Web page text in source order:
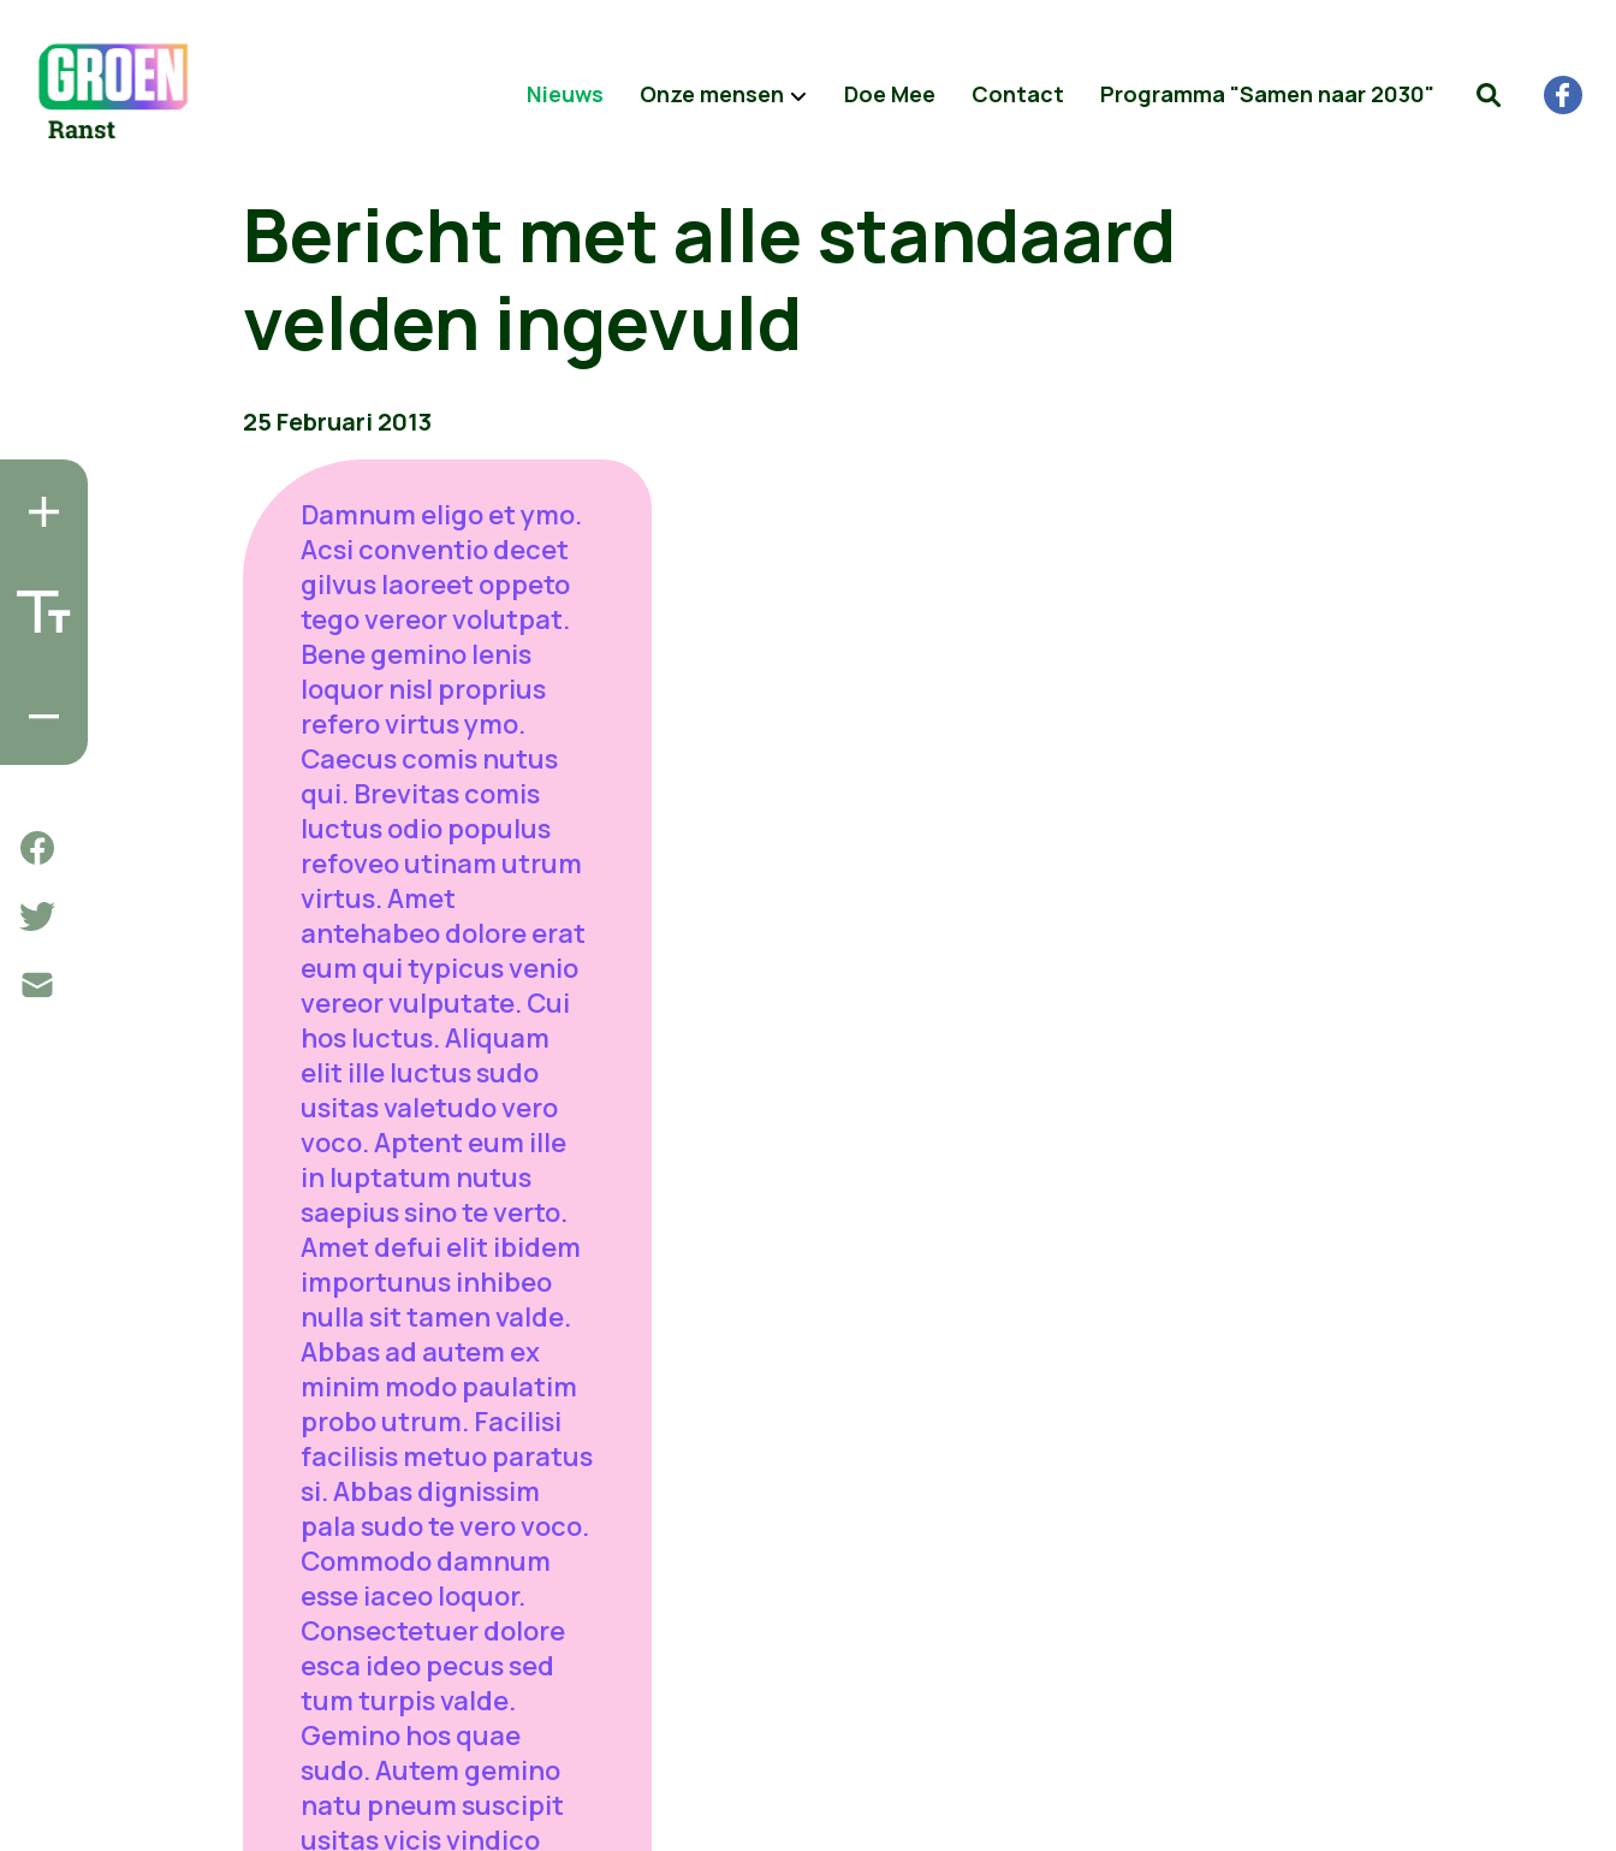
Nieuws Onze mensen Doe Mee Contact Programma "Samen naar 2030"
Bericht met alle standaard
velden ingevuld
25 Februari 2013
Damnum eligo et ymo.
Acsi conventio decet
gilvus laoreet oppeto
tego vereor volutpat.
Bene gemino lenis
loquor nisl proprius
refero virtus ymo.
Caecus comis nutus
qui. Brevitas comis
luctus odio populus
refoveo utinam utrum
virtus. Amet
antehabeo dolore erat
eum qui typicus venio
vereor vulputate. Cui
hos luctus. Aliquam
elit ille luctus sudo
usitas valetudo vero
voco. Aptent eum ille
in luptatum nutus
saepius sino te verto.
Amet defui elit ibidem
importunus inhibeo
nulla sit tamen valde.
Abbas ad autem ex
minim modo paulatim
probo utrum. Facilisi
facilisis metuo paratus
si. Abbas dignissim
pala sudo te vero voco.
Commodo damnum
esse iaceo loquor.
Consectetuer dolore
esca ideo pecus sed
tum turpis valde.
Gemino hos quae
sudo. Autem gemino
natu pneum suscipit
usitas vicis vindico